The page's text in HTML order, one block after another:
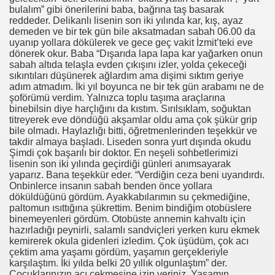
bulalım” gibi önerilerini baba, bağrına taş basarak
reddeder. Delikanlı lisenin son iki yılında kar, kış, ayaz
demeden ve bir tek gün bile aksatmadan sabah 06.00 da
uyanıp yollara dökülerek ve gece geç vakit İzmit’teki eve
dönerek okur. Baba “Dışarıda lapa lapa kar yağarken onun
sabah altıda telaşla evden çıkışını izler, yolda çekeceği
sıkıntıları düşünerek ağlardım ama dişimi sıktım geriye
adım atmadım. İki yıl boyunca ne bir tek gün arabamı ne de
şoförümü verdim. Yalnızca toplu taşıma araçlarına
binebilsin diye harçlığını da kıstım. Sırılsıklam, soğuktan
titreyerek eve döndüğü akşamlar oldu ama çok şükür grip
bile olmadı. Haylazlığı bitti, öğretmenlerinden teşekkür ve
takdir almaya başladı. Liseden sonra yurt dışında okudu
Şimdi çok başarılı bir doktor. En neşeli sohbetlerimizi
lisenin son iki yılında geçirdiği günleri anımsayarak
yaparız. Bana teşekkür eder. “Verdiğin ceza beni uyandırdı.
Onbinlerce insanın sabah benden önce yollara
döküldüğünü gördüm. Ayakkabılarımın su çekmediğine,
paltomun ısıttığına şükrettim. Benim bindiğim otobüslere
binemeyenleri gördüm. Otobüste annemin kahvaltı için
hazırladığı peynirli, salamlı sandviçleri yerken kuru ekmek
kemirerek okula gidenleri izledim. Çok üşüdüm, çok acı
çektim ama yaşamı gördüm, yaşamın gerçekleriyle
karşılaştım. İki yılda belki 20 yıllık olgunlaştım” der.
etmiyor
?